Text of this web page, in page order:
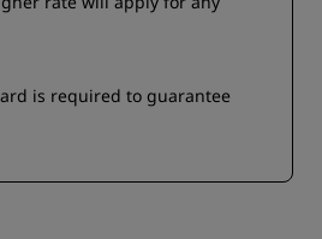
is required to guarantee